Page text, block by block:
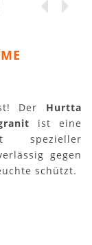
Der Hurtta
ist eine
spezieller
gegen
schützt.